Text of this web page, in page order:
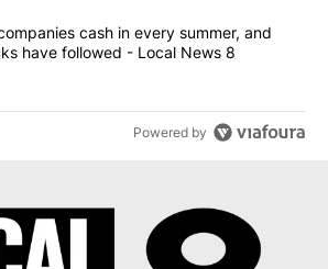
"These 4 companies cash in every
cash in every summer, and
have followed - Local News 8
Powered by